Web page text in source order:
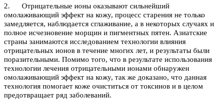
2. Отрицательные ионы оказывают сильнейший
омолаживающий эффект на кожу, процесс старения не только
замедляется, наблюдается сглаживание, а в некоторых случаях и
полное исчезновение морщин и пигментных пятен. Азиатские
страны занимаются исследованием технологии влияния
отрицательных ионов в течение многих лет, и результаты были
поразительными. Помимо того, что в результате использования
технологии лечения отрицательными ионами обнаружен
омолаживающий эффект на кожу, так же доказано, что данная
технология помогает коже очиститься от токсинов и в целом
предотвращает ряд заболеваний.